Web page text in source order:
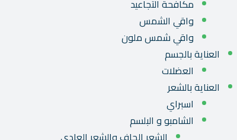
مكافحة التجاعيد
واقي الشمس
واقي شمس ملون
العناية بالجسم
العضلات
العناية بالشعر
اسبراي
الشامبو و البلسم